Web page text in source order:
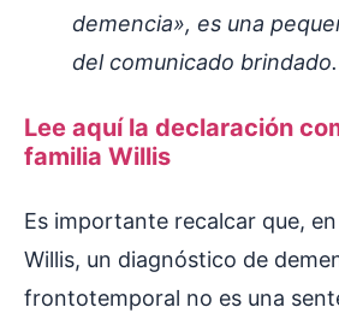
demencia», es una
del comunicado brindado.
Lee aquí la declaración
familia Willis
Es importante recalcar que,
Willis, un diagnóstico de
frontotemporal no es una